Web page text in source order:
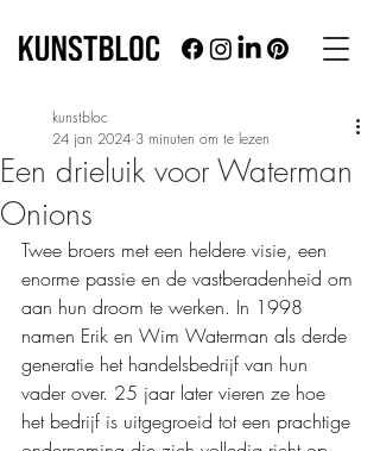
Een drieluik voor Waterman
Onions
kunstbloc
24 jan 2024 3 minuten om te lezen
Twee broers met een heldere visie, een
enorme passie en de vastberadenheid om
aan hun droom te werken. In 1998
namen Erik en Wim Waterman als derde
generatie het handelsbedrijf van hun
vader over. 25 jaar later vieren ze hoe
het bedrijf is uitgegroeid tot een prachtige